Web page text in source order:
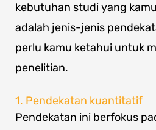
kebutuhan studi yang
adalah jenis-jenis
perlu kamu ketahui untuk
penelitian.
1. Pendekatan kuantitatif
Pendekatan ini berfokus